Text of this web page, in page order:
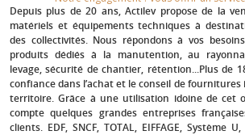
Depuis plus de 20 ans, Actilev propose de la
matériels et équipements techniques à
des collectivités. Nous répondons à vos
produits dédiés à la manutention, au
levage, sécurité de chantier, rétention...Plus de
confiance dans l’achat et le conseil de
territoire. Grâce à une utilisation idoine de cet
compte quelques grandes entreprises
clients. EDF, SNCF, TOTAL, EIFFAGE, Système